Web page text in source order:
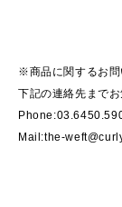
※商品に関するお問
下記の連絡先まで
Mail:the-